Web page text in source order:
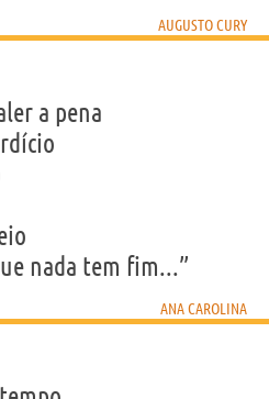
AUGUSTO CURY
a pena
nada tem fim...”
ANA CAROLINA